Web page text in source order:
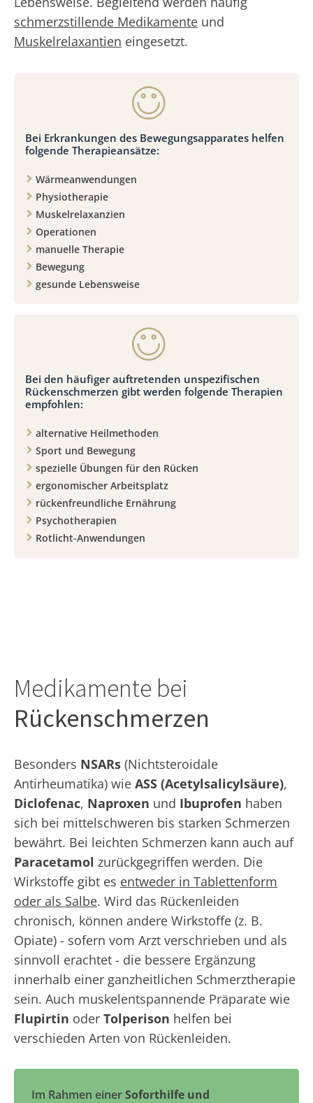
schmerzstillende Medikamente und
Muskelrelaxantien eingesetzt.
Bei Erkrankungen des Bewegungsapparates helfen
folgende Therapieansätze:
Wärmeanwendungen
Physiotherapie
Muskelrelaxanzien
Operationen
manuelle Therapie
Bewegung
gesunde Lebensweise
Bei den häufiger auftretenden unspezifischen
Rückenschmerzen gibt werden folgende Therapien
empfohlen:
alternative Heilmethoden
Sport und Bewegung
spezielle Übungen für den Rücken
ergonomischer Arbeitsplatz
rückenfreundliche Ernährung
Psychotherapien
Rotlicht-Anwendungen
Medikamente bei
Rückenschmerzen
Besonders NSARs (Nichtsteroidale
Antirheumatika) wie ASS (Acetylsalicylsäure),
Diclofenac, Naproxen und Ibuprofen haben
sich bei mittelschweren bis starken Schmerzen
bewährt. Bei leichten Schmerzen kann auch auf
Paracetamol zurückgegriffen werden. Die
Wirkstoffe gibt es entweder in Tablettenform
oder als Salbe. Wird das Rückenleiden
chronisch, können andere Wirkstoffe (z. B.
Opiate) - sofern vom Arzt verschrieben und als
sinnvoll erachtet - die bessere Ergänzung
innerhalb einer ganzheitlichen Schmerztherapie
sein. Auch muskelentspannende Präparate wie
Flupirtin oder Tolperison helfen bei
verschieden Arten von Rückenleiden.
Im Rahmen einerSoforthilfe und